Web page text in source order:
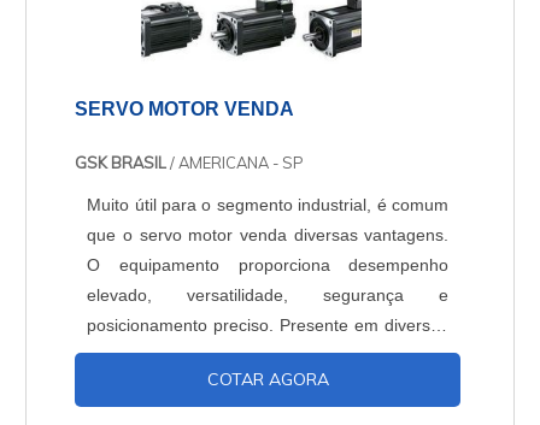
SERVO MOTOR VENDA
GSK BRASIL/ AMERICANA - SP
Muito útil para o segmento industrial, é comum
que o servo motor venda diversas vantagens.
O equipamento proporciona desempenho
elevado, versatilidade, segurança e
posicionamento preciso. Presente em diversas
aplicações, ele costuma exigir manutenção em
menor periodicidade. Características
COTAR AGORA